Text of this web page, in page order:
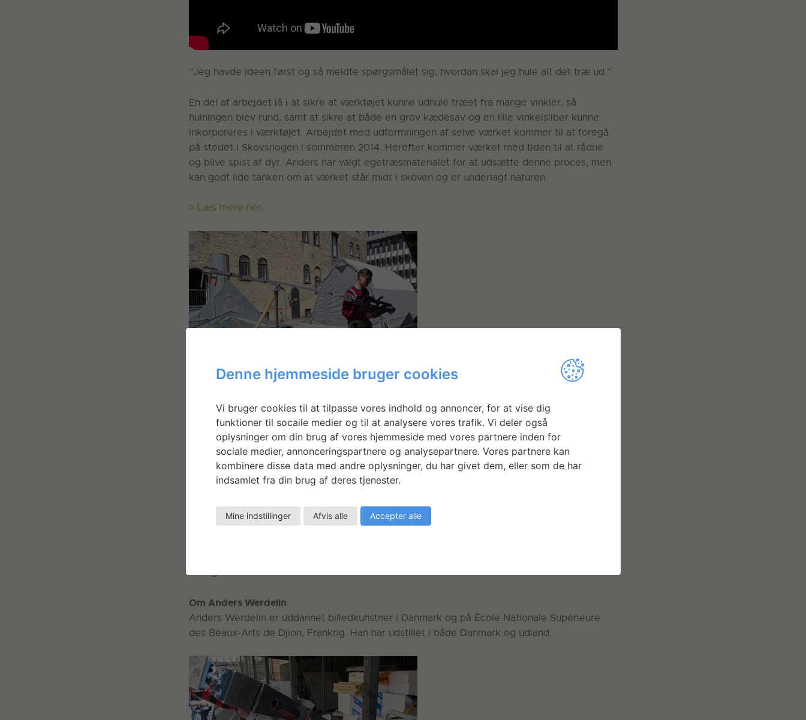
”Jeg havde ideen først og så meldte spørgsmålet sig, hvordan skal jeg hule alt det træ ud.”
En del af arbejdet lå i at sikre at værktøjet kunne udhule træet fra mange vinkler, så
hulningen blev rund, samt at sikre at både en grov kædesav og en lille vinkelsliber kunne
inkorporeres i værktøjet. Arbejdet med udformningen af selve værket kommer til at foregå
på stedet i Skovsnogen i sommeren 2014. Herefter kommer værket med tiden til at rådne
og blive spist af dyr. Anders har valgt egetræsmaterialet for at udsætte denne proces, men
kan godt lide tanken om at værket står midt i skoven og er underlagt naturen.
> Læs mere her.
Om Anders Werdelin
Anders Werdelin er uddannet billedkunstner i Danmark og på École Nationale Supérieure
des Beaux-Arts de Djion, Frankrig. Han har udstillet i både Danmark og udland.
Denne hjemmeside bruger cookies
Vi bruger cookies til at tilpasse vores indhold og annoncer, for at vise dig
funktioner til socaile medier og til at analysere vores trafik. Vi deler også
oplysninger om din brug af vores hjemmeside med vores partnere inden for
sociale medier, annonceringspartnere og analysepartnere. Vores partnere kan
kombinere disse data med andre oplysninger, du har givet dem, eller som de har
indsamlet fra din brug af deres tjenester.
Mine indstillinger Afvis alle Accepter alle